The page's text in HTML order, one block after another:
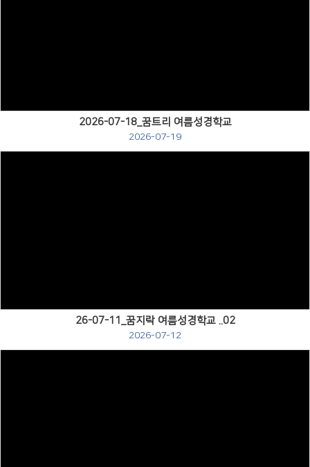
2026-07-18_꿈트리 여름성경학교
2026-07-19
26-07-11_꿈지락 여름성경학교 ..02
2026-07-12